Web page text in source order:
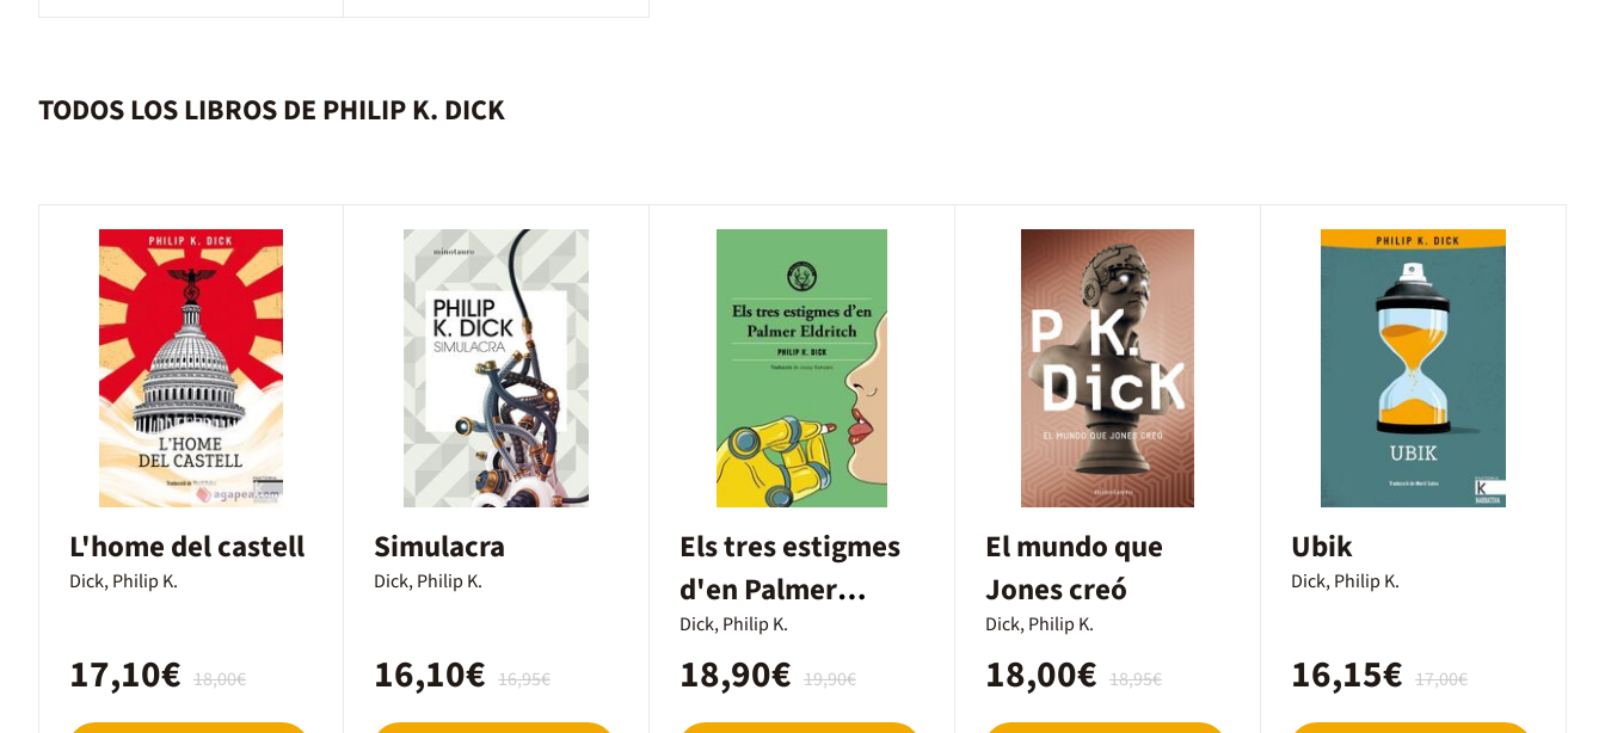
TODOS LOS LIBROS DE PHILIP K. DICK
L'home del castell
Dick, Philip K.
18,00€
17,10€
Simulacra
Dick, Philip K.
16,95€
16,10€
Els tres estigmes
d'en Palmer
Eldritch
Dick, Philip K.
19,90€
18,90€
El mundo que
Jones creó
Dick, Philip K.
18,95€
18,00€
Ubik
Dick, Philip K.
17,00€
16,15€